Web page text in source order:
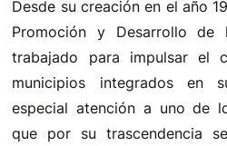
Desde su creación en el año
Promoción y Desarrollo de
trabajado para impulsar el
municipios integrados en
especial atención a uno de
que por su trascendencia